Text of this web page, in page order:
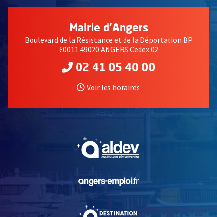
Mairie d'Angers
Boulevard de la Résistance et de la Déportation BP
80011 49020 ANGERS Cedex 02
02 41 05 40 00
Voir les horaires
, Ouvre une nouvelle